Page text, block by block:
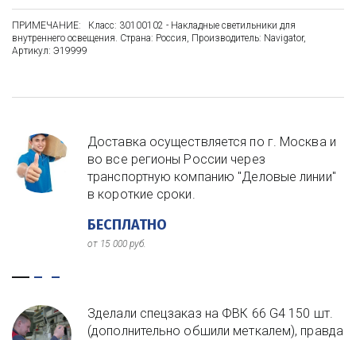
ПРИМЕЧАНИЕ:   Класс: 30100102 - Накладные светильники для
внутреннего освещения. Страна: Россия, Производитель: Navigator,
Артикул: Э19999
БЕСПЛАТНО
от 15 000 руб.
Доставка осуществляется по г. Москва и
во все регионы России через
транспортную компанию "Деловые линии"
в короткие сроки.
Зделали спецзаказ на ФВК 66 G4 150 шт.
(дополнительно обшили меткалем), правда